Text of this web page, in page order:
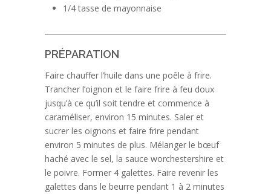
1/4 tasse de mayonnaise
PRÉPARATION
Faire chauffer l’huile dans une poêle à frire.
Trancher l’oignon et le faire frire à feu doux
jusqu’à ce qu’il soit tendre et commence à
caraméliser, environ 15 minutes. Saler et
sucrer les oignons et faire frire pendant
environ 5 minutes de plus. Mélanger le bœuf
haché avec le sel, la sauce worchestershire et
le poivre. Former 4 galettes. Faire revenir les
galettes dans le beurre pendant 1 à 2 minutes